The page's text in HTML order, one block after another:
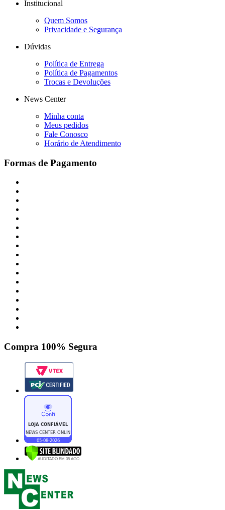
Institucional
Quem Somos
Privacidade e Segurança
Dúvidas
Política de Entrega
Política de Pagamentos
Trocas e Devoluções
News Center
Minha conta
Meus pedidos
Fale Conosco
Horário de Atendimento
Formas de Pagamento
Compra 100% Segura